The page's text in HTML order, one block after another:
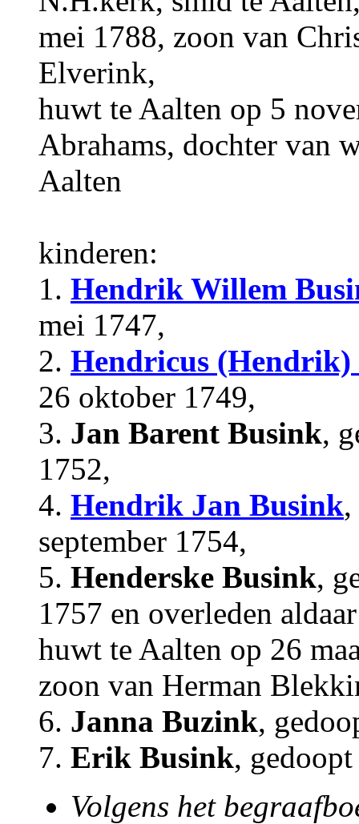
mei 1788, zoon van
Elverink,
huwt te Aalten op 5
Abrahams, dochter van
Aalten
kinderen:
1. Hendrik Willem
mei 1747,
2. Hendricus
26 oktober 1749,
3. Jan Barent Busink,
1752,
4. Hendrik Jan Busink
september 1754,
5. Henderske Busink,
1757 en overleden
huwt te Aalten op 26
zoon van Herman
6. Janna Buzink,
7. Erik Busink,
Volgens het